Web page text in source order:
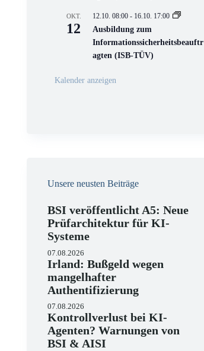
n
s
t
a
t
n
OKT.
12
12.10. 08:00 - 16.10. 17:00
Ausbildung zum
Informationssicherheitsbeauftr
agten (ISB-TÜV)
Kalender anzeigen
Unsere neusten Beiträge
BSI veröffentlicht A5: Neue
Prüfarchitektur für KI-
Systeme
07.08.2026
Irland: Bußgeld wegen
mangelhafter
Authentifizierung
07.08.2026
Kontrollverlust bei KI-
Agenten? Warnungen von
BSI & AISI